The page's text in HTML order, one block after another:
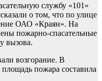
службу «101»
о том, что по улице
ОАО «Краян». На
пожарно-спасательные
вызова.
возгорание. В
пожара составила